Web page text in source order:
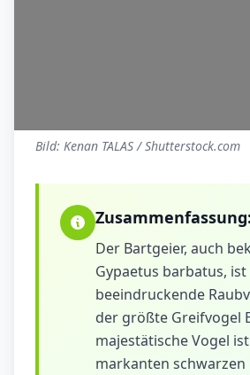
Bild: Kenan TALAS / Shutterstock.com
Zusammenfassung:
Der Bartgeier, auch
Gypaetus barbatus, ist
beeindruckende
der größte Greifvogel
majestätische Vogel
markanten schwarzen